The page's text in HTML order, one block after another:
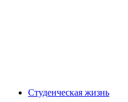
Студенческая жизнь